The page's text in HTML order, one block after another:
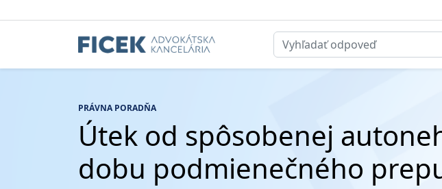
PRÁVNA PORADŇA
Útek od spôsobenej
dobu podmienečného